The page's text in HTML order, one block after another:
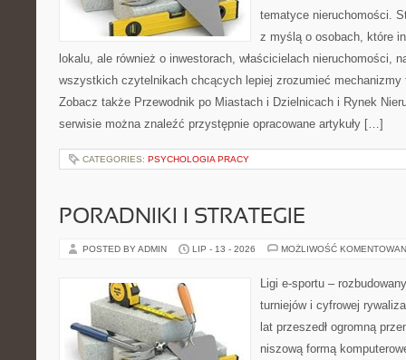
tematyce nieruchomości.
z myślą o osobach, które
lokalu, ale również o inwestorach, właścicielach nieruchomości,
wszystkich czytelnikach chcących lepiej zrozumieć mechanizmy
Zobacz także Przewodnik po Miastach i Dzielnicach i Rynek
serwisie można znaleźć przystępnie opracowane artykuły […]
CATEGORIES: PSYCHOLOGIA PRACY
PORADNIKI I STRATEGIE
POSTED BY ADMIN LIP - 13 - 2026 MOŻLIWOŚĆ
Ligi e-sportu –
turniejów i cyfrowej
lat przeszedł ogromną
niszową formą